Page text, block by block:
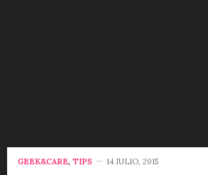
GEEK&CARE, TIPS 14 JULIO, 2015